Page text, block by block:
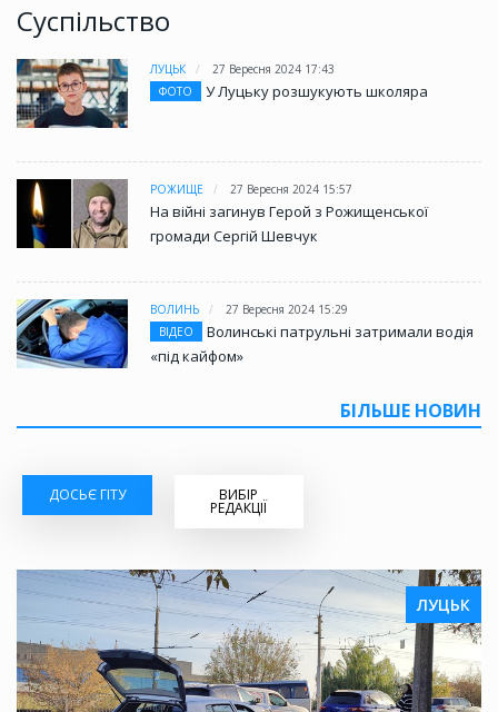
Суспільство
ЛУЦЬК
27 Вересня 2024 17:43
ФОТО
У Луцьку розшукують школяра
РОЖИЩЕ 27 Вересня 2024 15:57
На війні загинув Герой з Рожищенської
громади Сергій Шевчук
ВОЛИНЬ
27 Вересня 2024 15:29
ВІДЕО
Волинські патрульні затримали водія
«під кайфом»
БІЛЬШЕ НОВИН
ДОСЬЄ ГІТУ ВИБІР
РЕДАКЦІЇ
ЛУЦЬК